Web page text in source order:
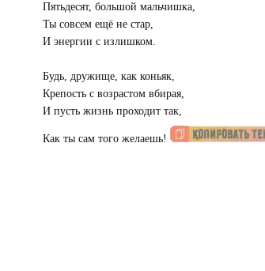
Пятьдесят, большой мальчишка,
Ты совсем ещё не стар,
И энергии с излишком.
Будь, дружище, как коньяк,
Крепость с возрастом вбирая,
И пусть жизнь проходит так,
Как ты сам того желаешь!